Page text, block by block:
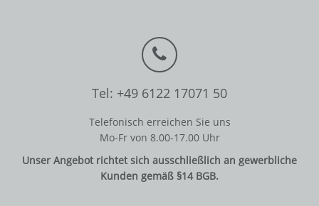
Tel: +49 6122 17071 50
Telefonisch erreichen Sie uns
Mo-Fr von 8.00-17.00 Uhr
Unser Angebot richtet sich ausschließlich an gewerbliche
Kunden gemäß §14 BGB.